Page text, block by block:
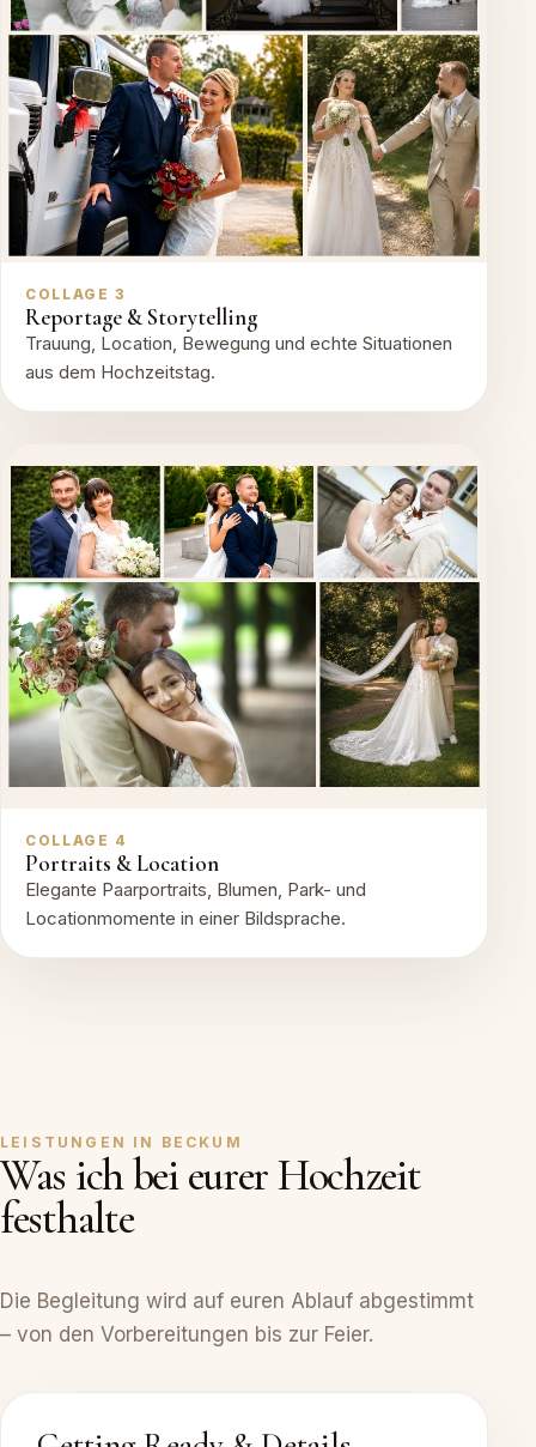
COLLAGE 3
Reportage & Storytelling
Trauung, Location, Bewegung und echte Situationen
aus dem Hochzeitstag.
COLLAGE 4
Portraits & Location
Elegante Paarportraits, Blumen, Park- und
Locationmomente in einer Bildsprache.
LEISTUNGEN IN BECKUM
Was ich bei eurer Hochzeit
festhalte
Die Begleitung wird auf euren Ablauf abgestimmt
– von den Vorbereitungen bis zur Feier.